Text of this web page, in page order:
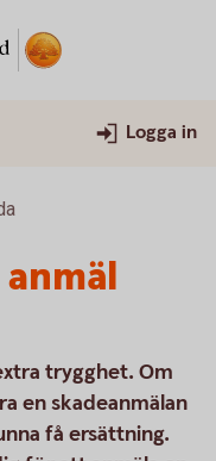
Logga in
trygghet. Om
en skadeanmälan
få ersättning.